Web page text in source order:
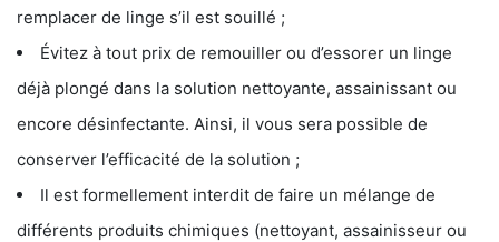
remplacer de linge s’il est souillé ;
Évitez à tout prix de remouiller ou d’essorer un linge
déjà plongé dans la solution nettoyante, assainissant ou
encore désinfectante. Ainsi, il vous sera possible de
conserver l’efficacité de la solution ;
Il est formellement interdit de faire un mélange de
différents produits chimiques (nettoyant, assainisseur ou